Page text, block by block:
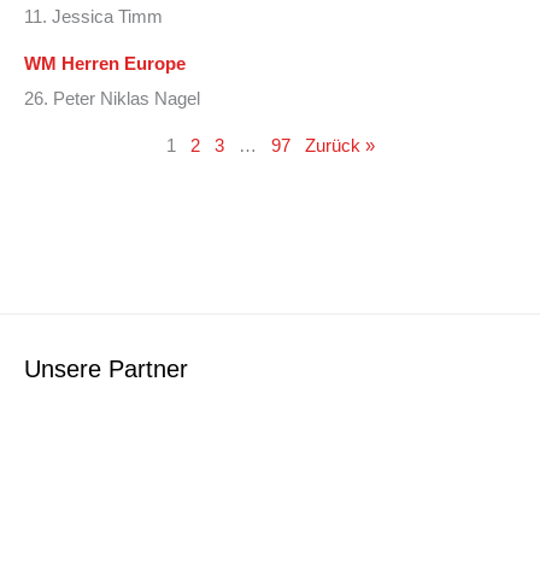
11. Jessica Timm
WM Herren Europe
26. Peter Niklas Nagel
1 2 3 … 97 Zurück »
Unsere Partner